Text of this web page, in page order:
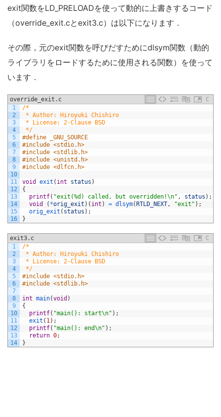
exit関数をLD_PRELOADを使って動的に上書きするコード
（override_exit.cとexit3.c）は以下になります．
その際，元のexit関数を呼びだすためにdlsym関数（動的
ライブラリをロードするために使用される関数）を使って
います．
override_exit.c
C
1
2
3
4
5
6
7
8
9
10
11
12
13
14
15
16
/*
* Author: Hiroyuki Chishiro
* License: 2-Clause BSD
*/
#define _GNU_SOURCE
#include <stdio.h>
#include <stdlib.h>
#include <unistd.h>
#include <dlfcn.h>
void exit ( int status )
{
printf( "exit(%d) called, but overridden!\n" , status ) ;
void
( *orig_exit ) ( int ) = dlsym( RTLD_NEXT, "exit" ) ;
orig_exit ( status ) ;
}
exit3.c
C
1
2
3
4
5
6
7
8
9
10
11
12
13
14
/*
* Author: Hiroyuki Chishiro
* License: 2-Clause BSD
*/
#include <stdio.h>
#include <stdlib.h>
int main(void )
{
printf( "main(): start\n" ) ;
exit ( 1) ;
printf( "main(): end\n" ) ;
return 0;
}